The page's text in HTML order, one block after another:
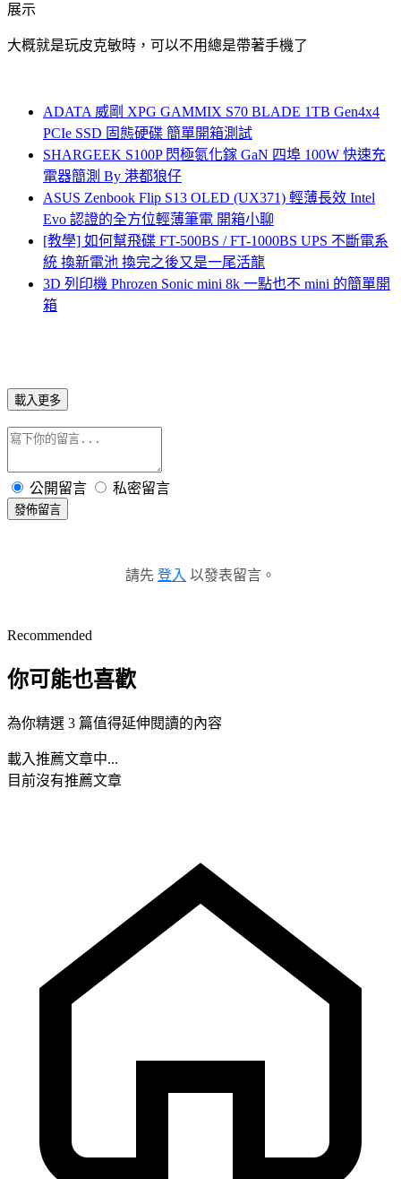
展示
大概就是玩皮克敏時，可以不用總是帶著手機了
ADATA 威剛 XPG GAMMIX S70 BLADE 1TB Gen4x4
PCIe SSD 固態硬碟 簡單開箱測試
SHARGEEK S100P 閃極氮化鎵 GaN 四埠 100W 快速充
電器簡測 By 港都狼仔
ASUS Zenbook Flip S13 OLED (UX371) 輕薄長效 Intel
Evo 認證的全方位輕薄筆電 開箱小聊
[教學] 如何幫飛碟 FT-500BS / FT-1000BS UPS 不斷電系
統 換新電池 換完之後又是一尾活龍
3D 列印機 Phrozen Sonic mini 8k 一點也不 mini 的簡單開
箱
載入更多
公開留言 私密留言
發佈留言
請先 登入 以發表留言。
Recommended
你可能也喜歡
為你精選 3 篇值得延伸閱讀的內容
載入推薦文章中...
目前沒有推薦文章